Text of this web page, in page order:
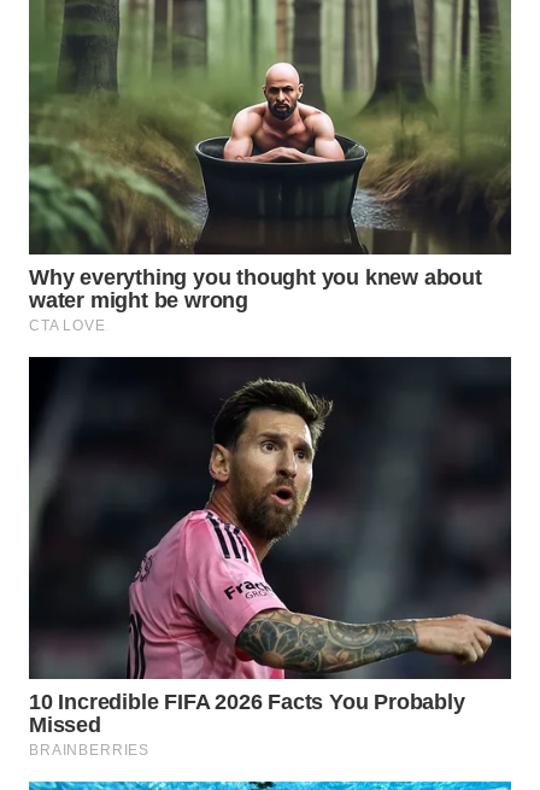
TENGAH
WN DELI
SERDANG
WN
TEBING
TINGGI
WN
PAKPAK
BEKASI
WN
WN
TAPANULI
UTARA